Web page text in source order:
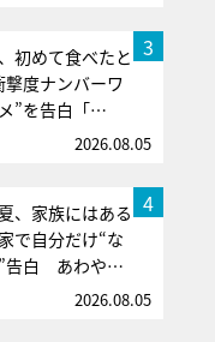
3
初めて食べたと
撃度ナンバーワ
”を告白「…
2026.08.05
4
、家族にはある
で自分だけ“な
告白 あわや…
2026.08.05